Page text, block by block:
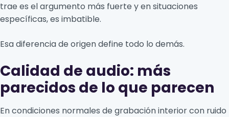
trae es el argumento más fuerte y en situaciones
específicas, es imbatible.
Esa diferencia de origen define todo lo demás.
Calidad de audio: más
parecidos de lo que parecen
En condiciones normales de grabación interior con ruido